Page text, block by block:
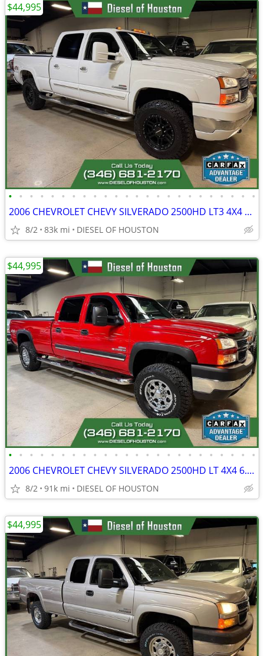
• • • • • • • • • • • • • • • • • • • • • • • •
2006 CHEVROLET CHEVY SILVERADO 2500HD LT3 4X4 6.6L DURAMAX DIESEL
8/2 83k mi DIESEL OF HOUSTON
$44,995
• • • • • • • • • • • • • • • • • • • • • • • •
2006 CHEVROLET CHEVY SILVERADO 2500HD LT 4X4 6.6L LBZ DURAMAX DIESEL
8/2 91k mi DIESEL OF HOUSTON
$44,995
$44,995